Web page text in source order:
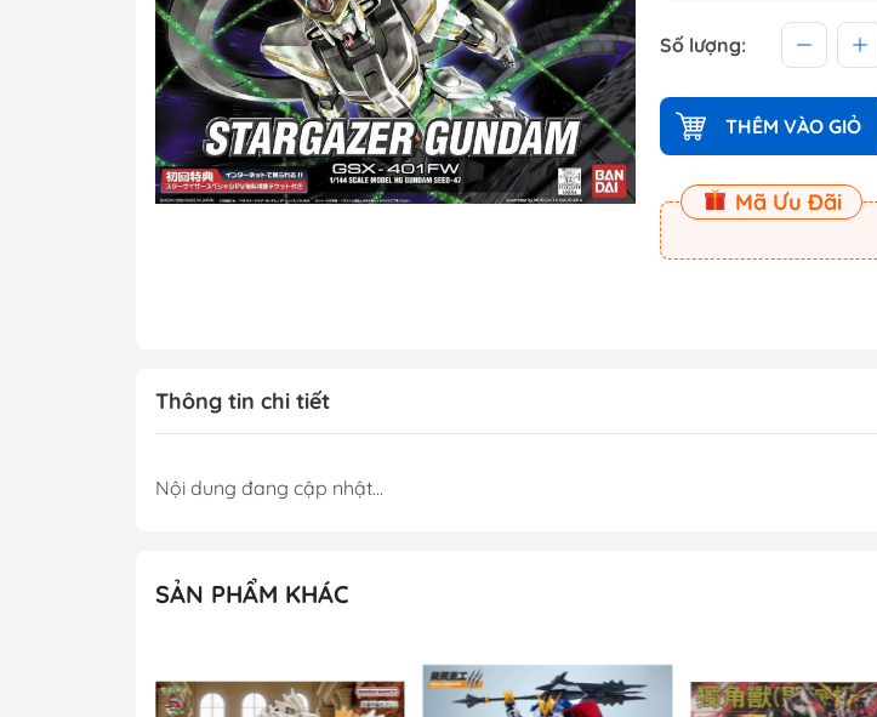
MG 1/100 Gundam (Master
Grade)
MGEX Gundam ( Master
Grade Ver.ka)
PG Gundam (Perfect
Grade)
Số lượng:
THÊM VÀO GIỎ
Mã Ưu Đãi
Thông tin chi tiết
Nội dung đang cập nhật...
SẢN PHẨM KHÁC